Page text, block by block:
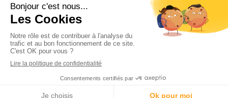
©2025 Alcess - Conseil pour les affaires et autres conseils
de gestion
Mentions légales